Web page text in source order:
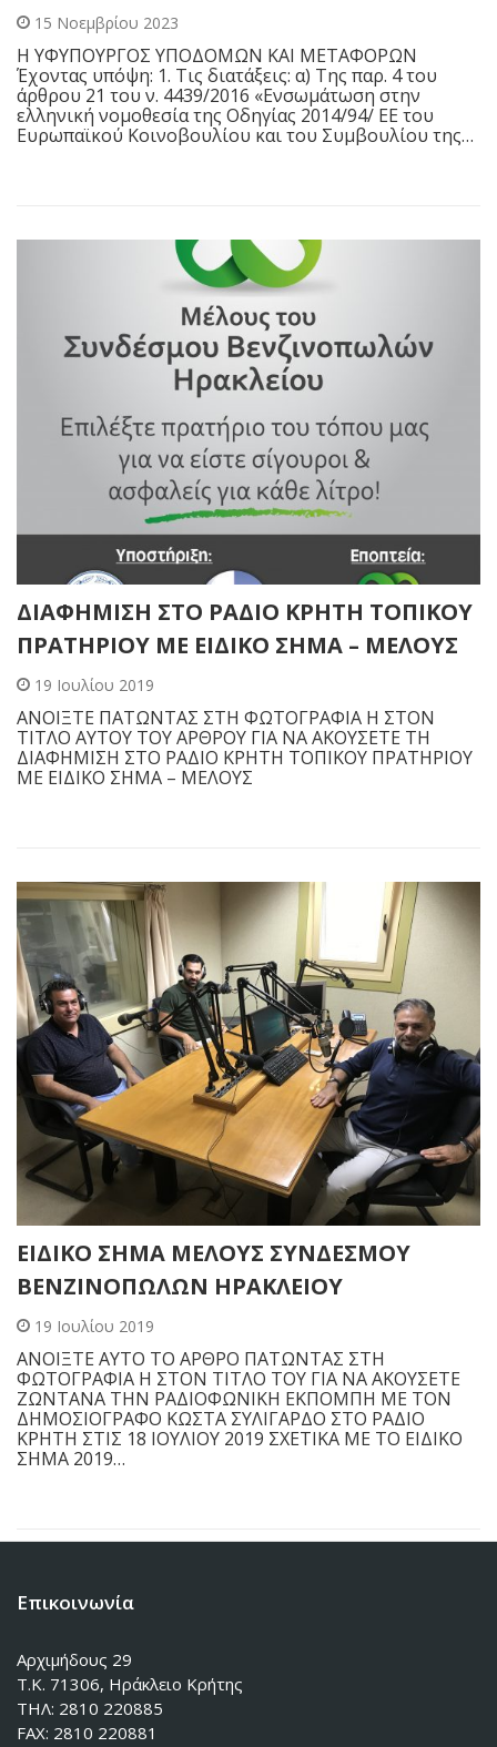
15 Νοεμβρίου 2023
Η ΥΦΥΠΟΥΡΓΟΣ ΥΠΟΔΟΜΩΝ ΚΑΙ ΜΕΤΑΦΟΡΩΝ
Έχοντας υπόψη: 1. Τις διατάξεις: α) Της παρ. 4 του
άρθρου 21 του ν. 4439/2016 «Ενσωμάτωση στην
ελληνική νομοθεσία της Οδηγίας 2014/94/ ΕΕ του
Ευρωπαϊκού Κοινοβουλίου και του Συμβουλίου της…
ΔΙΑΦΗΜΙΣΗ ΣΤΟ ΡΑΔΙΟ ΚΡΗΤΗ ΤΟΠΙΚΟΥ
ΠΡΑΤΗΡΙΟΥ ΜΕ ΕΙΔΙΚΟ ΣΗΜΑ – ΜΕΛΟΥΣ
19 Ιουλίου 2019
ΑΝΟΙΞΤΕ ΠΑΤΩΝΤΑΣ ΣΤΗ ΦΩΤΟΓΡΑΦΙΑ Η ΣΤΟΝ
ΤΙΤΛΟ ΑΥΤΟΥ ΤΟΥ ΑΡΘΡΟΥ ΓΙΑ ΝΑ ΑΚΟΥΣΕΤΕ ΤΗ
ΔΙΑΦΗΜΙΣΗ ΣΤΟ ΡΑΔΙΟ ΚΡΗΤΗ ΤΟΠΙΚΟΥ ΠΡΑΤΗΡΙΟΥ
ΜΕ ΕΙΔΙΚΟ ΣΗΜΑ – ΜΕΛΟΥΣ
ΕΙΔΙΚΟ ΣΗΜΑ ΜΕΛΟΥΣ ΣΥΝΔΕΣΜΟΥ
ΒΕΝΖΙΝΟΠΩΛΩΝ ΗΡΑΚΛΕΙΟΥ
19 Ιουλίου 2019
ΑΝΟΙΞΤΕ ΑΥΤΟ ΤΟ ΑΡΘΡΟ ΠΑΤΩΝΤΑΣ ΣΤΗ
ΦΩΤΟΓΡΑΦΙΑ Η ΣΤΟΝ ΤΙΤΛΟ ΤΟΥ ΓΙΑ ΝΑ ΑΚΟΥΣΕΤΕ
ΖΩΝΤΑΝΑ ΤΗΝ ΡΑΔΙΟΦΩΝΙΚΗ ΕΚΠΟΜΠΗ ΜΕ ΤΟΝ
ΔΗΜΟΣΙΟΓΡΑΦΟ ΚΩΣΤΑ ΣΥΛΙΓΑΡΔΟ ΣΤΟ ΡΑΔΙΟ
ΚΡΗΤΗ ΣΤΙΣ 18 ΙΟΥΛΙΟΥ 2019 ΣΧΕΤΙΚΑ ΜΕ ΤΟ ΕΙΔΙΚΟ
ΣΗΜΑ 2019…
Επικοινωνία
Αρχιμήδους 29
Τ.Κ. 71306, Ηράκλειο Κρήτης
ΤΗΛ: 2810 220885
FAX: 2810 220881